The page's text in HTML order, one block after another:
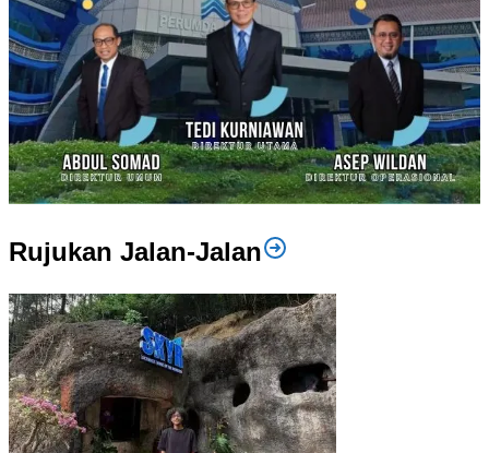
Rujukan Jalan-Jalan